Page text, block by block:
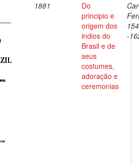
1881
Do
principio e
origem dos
indios do
Brasil e de
seus
costumes,
adoração e
ceremonias
-